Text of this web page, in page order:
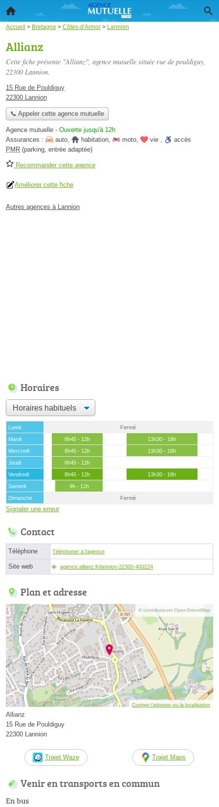
Accueil > Bretagne > Côtes-d'Armor > Lannion
Allianz
Cette fiche présente "Allianz", agence mutuelle située rue de pouldiguy,
22300 Lannion.
15 Rue de Pouldiguy
22300 Lannion
📞 Appeler cette agence mutuelle
Agence mutuelle - Ouverte jusqu'à 12h
Assurances :
auto, habitation, moto, vie ,
accès
PMR (parking, entrée adaptée)
Recommander cette agence
Améliorer cette fiche
Autres agences à Lannion
Horaires
Lundi
Fermé
Mardi
8h45 - 12h
13h30 - 18h
Mercredi
8h45 - 12h
13h30 - 18h
Jeudi
8h45 - 12h
Vendredi
8h45 - 12h
13h30 - 18h
Samedi
9h - 12h
Dimanche
Fermé
Signaler une erreur
Contact
Téléphone Téléphoner à l'agence
Site web agence.allianz.fr/lannion-22300-400224
Plan et adresse
© contributeurs OpenStreetMap
Corriger l’adresse ou la localisation
Allianz
15 Rue de Pouldiguy
22300 Lannion
Trajet Waze Trajet Maps
Venir en transports en commun
En bus